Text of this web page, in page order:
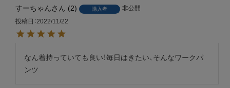
すーちゃん 2 購入者
非公開
投稿日 2022/11/22
なん着持っていても良い！毎日はきたい、そんなワークパ
ンツ